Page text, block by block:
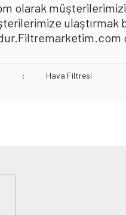
olarak
ulaştırmak
: Hava Filtresi